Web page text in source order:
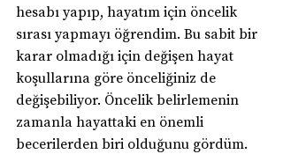
hesabı yapıp, hayatım için öncelik
sırası yapmayı öğrendim. Bu sabit bir
karar olmadığı için değişen hayat
koşullarına göre önceliğiniz de
değişebiliyor. Öncelik belirlemenin
zamanla hayattaki en önemli
becerilerden biri olduğunu gördüm.